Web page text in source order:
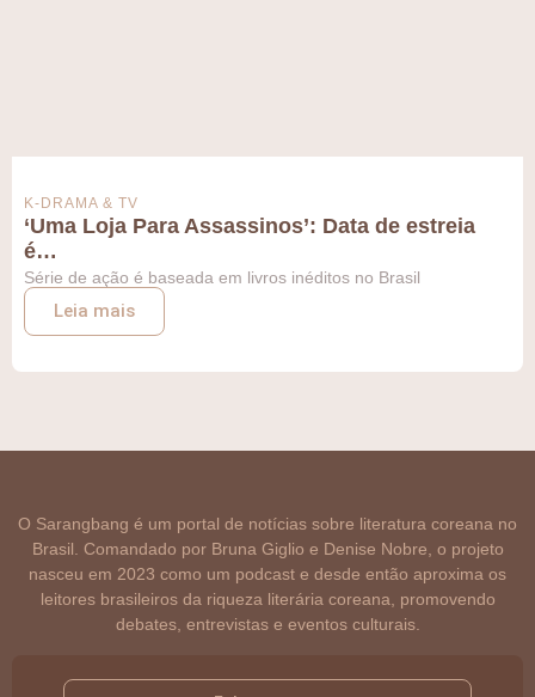
K-DRAMA & TV
‘Uma Loja Para Assassinos’: Data de estreia
é…
Série de ação é baseada em livros inéditos no Brasil
Leia mais
O Sarangbang é um portal de notícias sobre literatura coreana no
Brasil. Comandado por Bruna Giglio e Denise Nobre, o projeto
nasceu em 2023 como um podcast e desde então aproxima os
leitores brasileiros da riqueza literária coreana, promovendo
debates, entrevistas e eventos culturais.